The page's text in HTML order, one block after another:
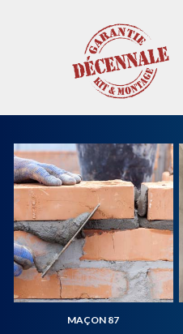
MAÇON 87